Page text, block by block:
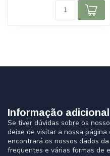
Informação adicional
Se tiver dúvidas sobre os
deixe de visitar a nossa
encontrará os nossos dados
frequentes e várias formas de